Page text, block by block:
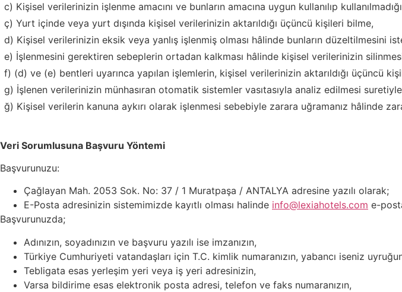
c) Kişisel verilerinizin işlenme amacını ve bunların amacına uygun kullanılıp
ç) Yurt içinde veya yurt dışında kişisel verilerinizin aktarıldığı üçüncü kişileri bilme,
d) Kişisel verilerinizin eksik veya yanlış işlenmiş olması hâlinde bunların düzeltilmesini
e) İşlenmesini gerektiren sebeplerin ortadan kalkması hâlinde kişisel verilerinizin
f) (d) ve (e) bentleri uyarınca yapılan işlemlerin, kişisel verilerinizin aktarıldığı üçüncü
g) İşlenen verilerinizin münhasıran otomatik sistemler vasıtasıyla analiz edilmesi
ğ) Kişisel verilerin kanuna aykırı olarak işlenmesi sebebiyle zarara uğramanız hâlinde
Veri Sorumlusuna Başvuru Yöntemi
Başvurunuzu:
Çağlayan Mah. 2053 Sok. No: 37 / 1 Muratpaşa / ANTALYA adresine yazılı olarak;
E-Posta adresinizin sistemimizde kayıtlı olması halinde info@lexiahotels.com e-
Başvurunuzda;
Adınızın, soyadınızın ve başvuru yazılı ise imzanızın,
Türkiye Cumhuriyeti vatandaşları için T.C. kimlik numaranızın, yabancı iseniz
Tebligata esas yerleşim yeri veya iş yeri adresinizin,
Varsa bildirime esas elektronik posta adresi, telefon ve faks numaranızın,